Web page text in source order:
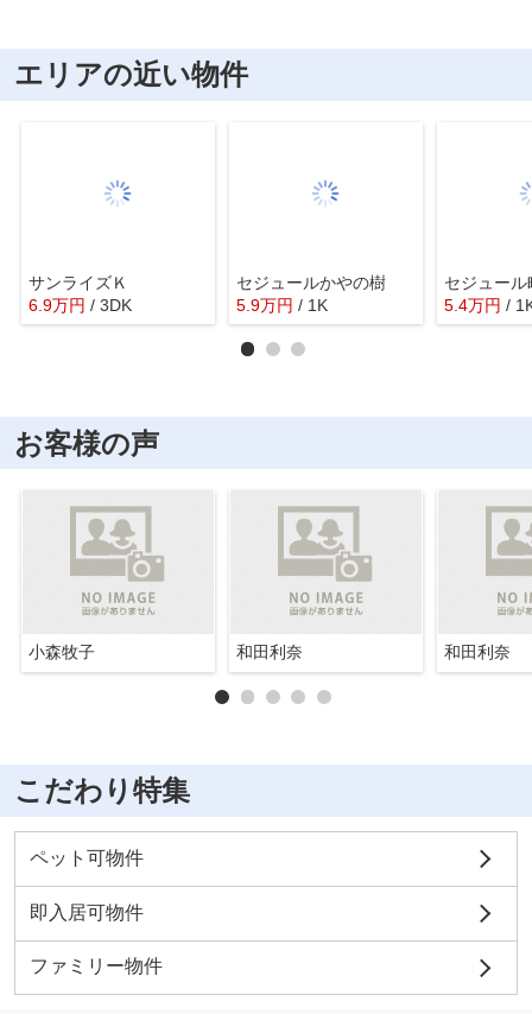
エリアの近い物件
サンライズＫ
6.9万円 / 3DK
セジュールかやの樹
5.9万円 / 1K
セジュール
5.4万円 /
お客様の声
小森牧子 和田利奈 和田利奈
こだわり特集
ペット可物件
即入居可物件
ファミリー物件